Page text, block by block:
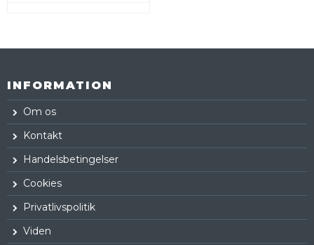
INFORMATION
Om os
Kontakt
Handelsbetingelser
Cookies
Privatlivspolitik
Viden